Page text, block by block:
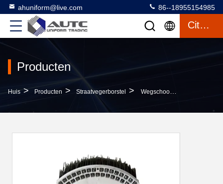
ahuniform@live.com 86--18955154985
Citaat
Producten
Huis > Producten > Straatvegerborstel > Wegschoonmaakmachine Gatenborstel Met Zijkantborstel Met Staaldraad En Filamenten Met Een Diameter Van 2*3 Mm